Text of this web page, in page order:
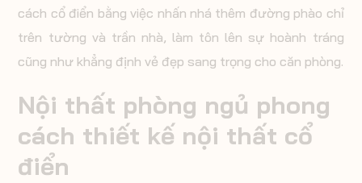
cách cổ điển bằng việc nhấn nhá thêm đường phào chỉ
trên tường và trần nhà, làm tôn lên sự hoành tráng
cũng như khẳng định vẻ đẹp sang trọng cho căn phòng.
Nội thất phòng ngủ phong
cách thiết kế nội thất cổ
điển